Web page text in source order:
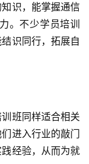
识，能掌握通信
。不少学员培训
识同行，拓展自
班同样适合相关
进入行业的敲门
经验，从而为就